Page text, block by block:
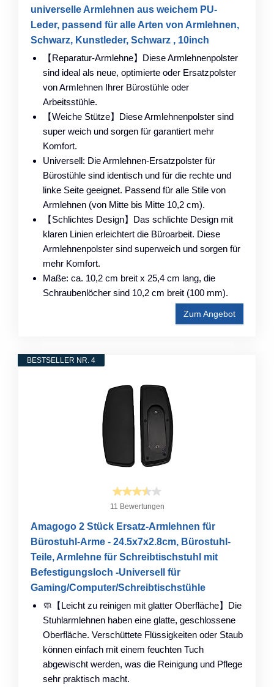
universelle Armlehnen aus weichem PU-
Leder, passend für alle Arten von Armlehnen,
Schwarz, Kunstleder, Schwarz , 10inch
【Reparatur-Armlehne】Diese Armlehnenpolster
sind ideal als neue, optimierte oder Ersatzpolster
von Armlehnen Ihrer Bürostühle oder
Arbeitsstühle.
【Weiche Stütze】Diese Armlehnenpolster sind
super weich und sorgen für garantiert mehr
Komfort.
Universell: Die Armlehnen-Ersatzpolster für
Bürostühle sind identisch und für die rechte und
linke Seite geeignet. Passend für alle Stile von
Armlehnen (von Mitte bis Mitte 10,2 cm).
【Schlichtes Design】Das schlichte Design mit
klaren Linien erleichtert die Büroarbeit. Diese
Armlehnenpolster sind superweich und sorgen für
mehr Komfort.
Maße: ca. 10,2 cm breit x 25,4 cm lang, die
Schraubenlöcher sind 10,2 cm breit (100 mm).
Zum Angebot
BESTSELLER NR. 4
11 Bewertungen
Amagogo 2 Stück Ersatz-Armlehnen für
Bürostuhl-Arme - 24.5x7x2.8cm, Bürostuhl-
Teile, Armlehne für Schreibtischstuhl mit
Befestigungsloch -Universell für
Gaming/Computer/Schreibtischstühle
🧼【Leicht zu reinigen mit glatter Oberfläche】​Die
Stuhlarmlehnen haben eine glatte, geschlossene
Oberfläche. Verschüttete Flüssigkeiten oder Staub
können einfach mit einem feuchten Tuch
abgewischt werden, was die Reinigung und Pflege
sehr praktisch macht.